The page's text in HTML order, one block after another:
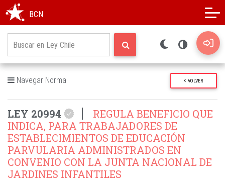
BCN
Navegar Norma VOLVER
LEY 20994
REGULA BENEFICIO QUE
INDICA, PARA TRABAJADORES DE
ESTABLECIMIENTOS DE EDUCACIÓN
PARVULARIA ADMINISTRADOS EN
CONVENIO CON LA JUNTA NACIONAL DE
JARDINES INFANTILES